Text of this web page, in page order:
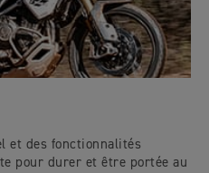
et des fonctionnalités
pour durer et être portée au